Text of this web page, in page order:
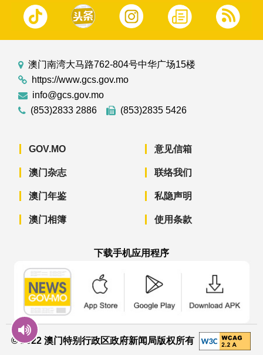
澳门南湾大马路762-804号中华广场15楼
https://www.gcs.gov.mo
info@gcs.gov.mo
(853)2833 2886
(853)2835 5426
GOV.MO
澳门杂志
澳门年鉴
澳门相簿
意见信箱
联络我们
私隐声明
使用条款
下载手机应用程序
© 2022 澳门特别行政区政府新闻局版权所有